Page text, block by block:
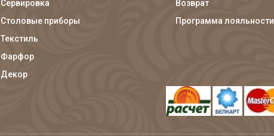
Сервировка
Столовые приборы
Текстиль
Фарфор
Декор
Возврат
Программа лояльности